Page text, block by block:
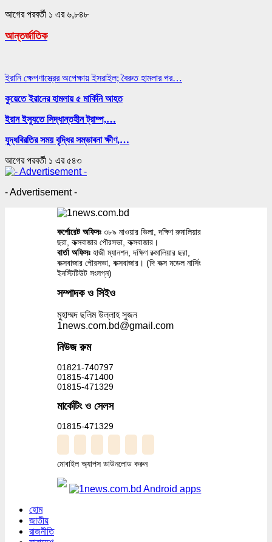
আগেরপরবর্তী ১ এর ৬,৮৪৮
আন্তর্জাতিক
ইরানি ক্ষেপণাস্ত্রের অপেক্ষায় ইসরাইল; বৈরুত হামলার পর…
কুয়েতে ইরানের হামলায় ৫ মার্কিনি আহত
ইরান ইস্যুতে সিদ্ধান্তহীন ট্রাম্প,…
যুদ্ধবিরতির সময় বৃদ্ধির সম্ভাবনা ক্ষীণ,…
আগেরপরবর্তী ১ এর ৫৪৩
- Advertisement -
কর্পোরেট অফিসঃ ৩৮৯ নাওয়ার ভিলা, দক্ষিণ রুমালিয়ার
ছরা, কক্সবাজার পৌরসভা, কক্সবাজার।
বার্তা অফিসঃহাজী ম্যানশন, দক্ষিণ রুমালিয়ার ছরা,
কক্সবাজার পৌরসভা, কক্সবাজার। (দি কক্স মডেল নার্সিং
ইনস্টিটিউট সংলগ্ন)
সম্পাদক ও সিইও
মুহাম্মদ ছলিম উল্লাহ সুজন
1news.com.bd@gmail.com
নিউজ রুম
01821-740797
01815-471400
01815-471329
মার্কেটিং ও সেলস
01815-471329
মোবাইল অ্যাপস ডাউনলোড করুন
হোম
জাতীয়
রাজনীতি